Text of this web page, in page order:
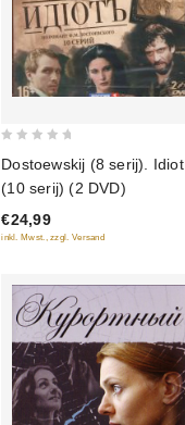
of
5
Dostoewskij (8 serij). Idiot
(10 serij) (2 DVD)
€24,99
inkl. Mwst., zzgl. Versand